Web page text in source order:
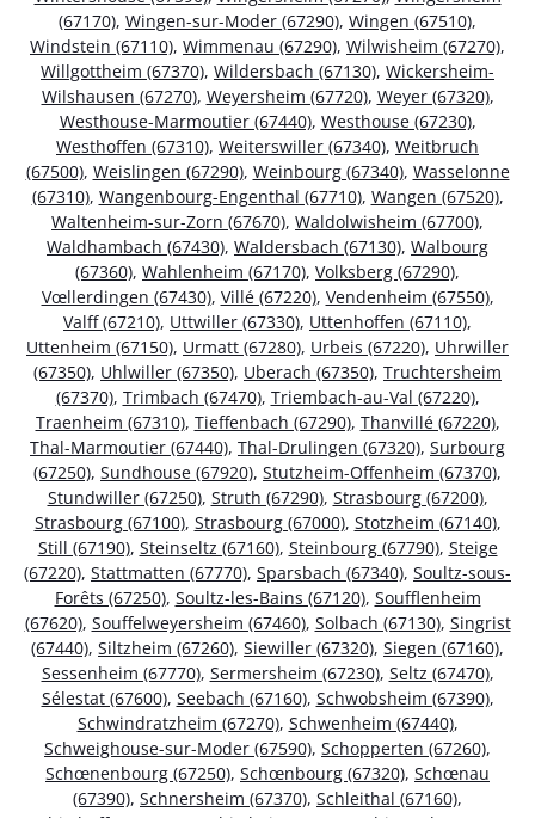
(67170), Wingen-sur-Moder (67290), Wingen (67510),
Windstein (67110), Wimmenau (67290), Wilwisheim (67270),
Willgottheim (67370), Wildersbach (67130), Wickersheim-
Wilshausen (67270), Weyersheim (67720), Weyer (67320),
Westhouse-Marmoutier (67440), Westhouse (67230),
Westhoffen (67310), Weiterswiller (67340), Weitbruch
(67500), Weislingen (67290), Weinbourg (67340), Wasselonne
(67310), Wangenbourg-Engenthal (67710), Wangen (67520),
Waltenheim-sur-Zorn (67670), Waldolwisheim (67700),
Waldhambach (67430), Waldersbach (67130), Walbourg
(67360), Wahlenheim (67170), Volksberg (67290),
Vœllerdingen (67430), Villé (67220), Vendenheim (67550),
Valff (67210), Uttwiller (67330), Uttenhoffen (67110),
Uttenheim (67150), Urmatt (67280), Urbeis (67220), Uhrwiller
(67350), Uhlwiller (67350), Uberach (67350), Truchtersheim
(67370), Trimbach (67470), Triembach-au-Val (67220),
Traenheim (67310), Tieffenbach (67290), Thanvillé (67220),
Thal-Marmoutier (67440), Thal-Drulingen (67320), Surbourg
(67250), Sundhouse (67920), Stutzheim-Offenheim (67370),
Stundwiller (67250), Struth (67290), Strasbourg (67200),
Strasbourg (67100), Strasbourg (67000), Stotzheim (67140),
Still (67190), Steinseltz (67160), Steinbourg (67790), Steige
(67220), Stattmatten (67770), Sparsbach (67340), Soultz-sous-
Forêts (67250), Soultz-les-Bains (67120), Soufflenheim
(67620), Souffelweyersheim (67460), Solbach (67130), Singrist
(67440), Siltzheim (67260), Siewiller (67320), Siegen (67160),
Sessenheim (67770), Sermersheim (67230), Seltz (67470),
Sélestat (67600), Seebach (67160), Schwobsheim (67390),
Schwindratzheim (67270), Schwenheim (67440),
Schweighouse-sur-Moder (67590), Schopperten (67260),
Schœnenbourg (67250), Schœnbourg (67320), Schœnau
(67390), Schnersheim (67370), Schleithal (67160),